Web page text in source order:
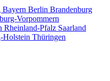
Bayern Berlin Brandenburg
Vorpommern
Rheinland-Pfalz Saarland
Holstein Thüringen